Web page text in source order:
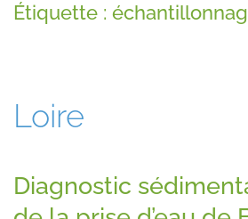
Étiquette :
Loire
Diagnostic